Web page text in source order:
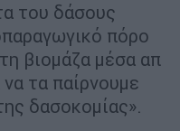
του δάσους
πόρο
βιομάζα μέσα απ
τα παίρνουμε
δασοκομίας».